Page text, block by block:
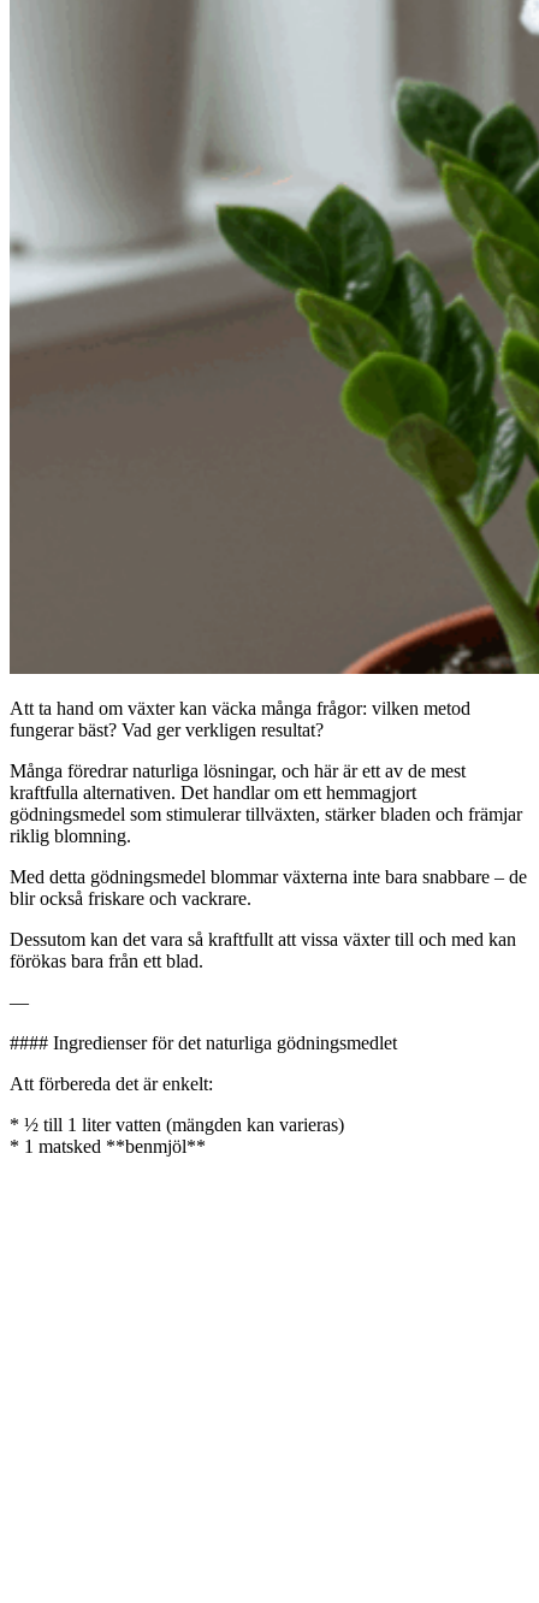
Att ta hand om växter kan väcka många frågor: vilken metod
fungerar bäst? Vad ger verkligen resultat?
Många föredrar naturliga lösningar, och här är ett av de mest
kraftfulla alternativen. Det handlar om ett hemmagjort
gödningsmedel som stimulerar tillväxten, stärker bladen och främjar
riklig blomning.
Med detta gödningsmedel blommar växterna inte bara snabbare – de
blir också friskare och vackrare.
Dessutom kan det vara så kraftfullt att vissa växter till och med kan
förökas bara från ett blad.
—
#### Ingredienser för det naturliga gödningsmedlet
Att förbereda det är enkelt:
* ½ till 1 liter vatten (mängden kan varieras)
* 1 matsked **benmjöl**